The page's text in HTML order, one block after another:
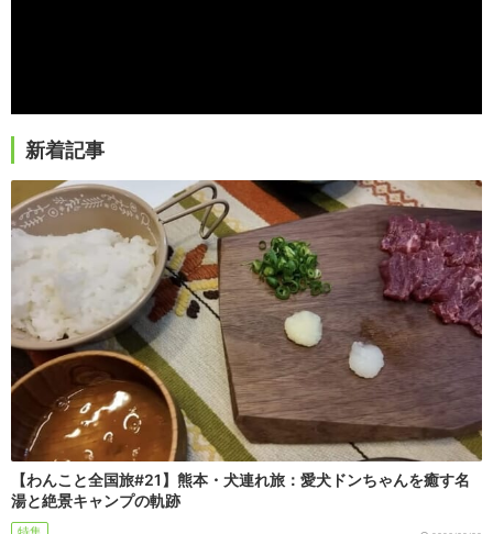
新着記事
【わんこと全国旅#21】熊本・犬連れ旅：愛犬ドンちゃんを癒す名
湯と絶景キャンプの軌跡